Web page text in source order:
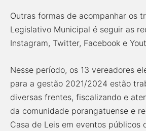
Outras formas de acompanhar os
Legislativo Municipal é seguir as
Instagram, Twitter, Facebook e
Nesse período, os 13 vereadores
para a gestão 2021/2024 estão
diversas frentes, fiscalizando e
da comunidade porangatuense e
Casa de Leis em eventos públicos